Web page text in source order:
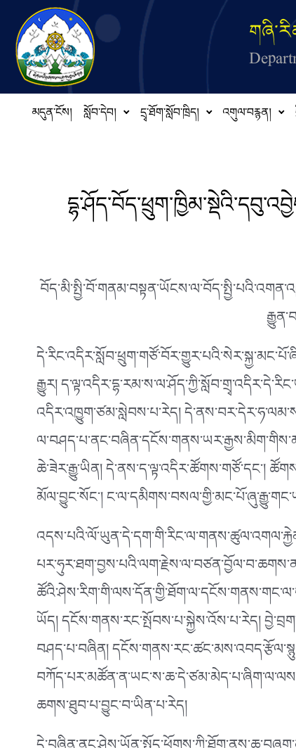
Skip to main content
མདུན་ངོས། སློབ་དེབ། དྲྭ་ཐོག་སློབ་ཁྲིད། འགུལ་བརྙན།
རྒྱུར།
འདིར་འཁྱུག་ཙམ་སླེབས་པ་རེད།
ཆེ་ཟེར་རྒྱུ་ཡིན། དེ་ནས་ད་ལྟ་འདིར་ཚོགས་གཙོ་དང༌།
མོལ་བྱུང་སོང༌།
ཡོད། དངོས་གནས་རང་སྤོབས་པ་སྐྱེས་འོས་པ་རེད།
བཤད་པ་བཞིན།
ཆགས་ཐུབ་པ་བྱུང་བ་ཡིན་པ་རེད།